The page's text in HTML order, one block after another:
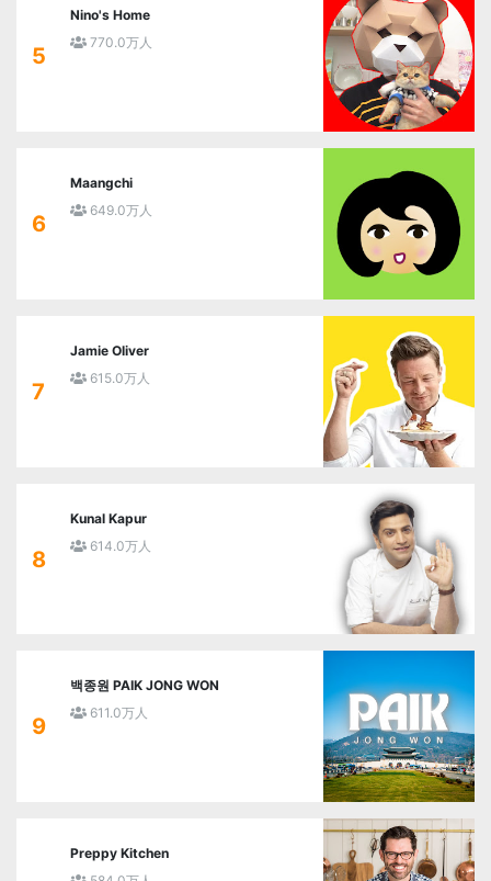
5
Nino's Home
770.0万人
6
Maangchi
649.0万人
7
Jamie Oliver
615.0万人
8
Kunal Kapur
614.0万人
9
백종원 PAIK JONG WON
611.0万人
Preppy Kitchen